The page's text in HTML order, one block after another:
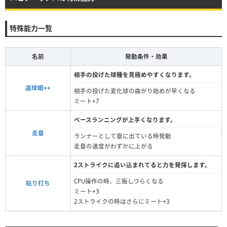
特殊能力一覧
名前 発動条件・効果
選球眼++
相手の投げた球種を見極めやすくなります。
相手の投げた変化球の曲がり始めが早くなる
ミート+7
走塁
ベースランニングが上手くなります。
ランナーとして塁に出ている時発動
走塁の速度がわずかに上がる
粘り打ち
2ストライクに追い込まれてると力を発揮します。
CPU操作の時、三振しづらくなる
ミート+3
2ストライクの時はさらにミート+3